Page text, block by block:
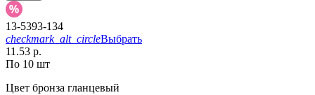
13-5393-134
checkmark_alt_circleВыбрать
11.53 р.
По 10 шт
Цвет бронза гланцевый